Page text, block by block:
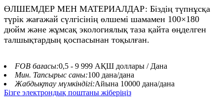
ӨЛШЕМДЕР МЕН МАТЕРИАЛДАР: Біздің түпнұсқа
түрік жағажай сүлгісінің өлшемі шамамен 100×180
дюйм және жұмсақ экологиялық таза қайта өңделген
талшықтардың қоспасынан тоқылған.
FOB бағасы:0,5 - 9 999 АҚШ доллары / Дана
Мин. Тапсырыс саны:100 дана/дана
Жабдықтау мүмкіндігі:Айына 10000 дана/дана
Бізге электрондық поштаны жіберіңіз